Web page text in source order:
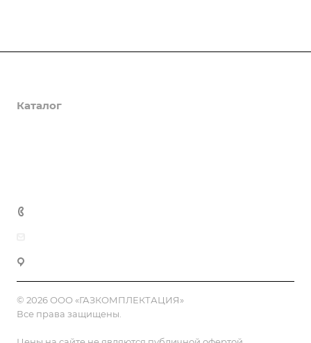
Каталог
© 2026 ООО «ГАЗКОМПЛЕКТАЦИЯ»
Все права защищены.